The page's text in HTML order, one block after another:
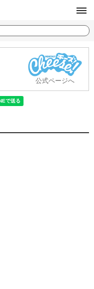
公式ページへ